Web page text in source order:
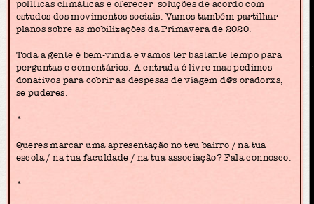
políticas climáticas e oferecer soluções de acordo com
estudos dos movimentos sociais. Vamos também partilhar
planos sobre as mobilizações da Primavera de 2020.
Toda a gente é bem-vinda e vamos ter bastante tempo para
perguntas e comentários. A entrada é livre mas pedimos
donativos para cobrir as despesas de viagem d@s oradorxs,
se puderes.
*
Queres marcar uma apresentação no teu bairro / na tua
escola / na tua faculdade / na tua associação? Fala connosco.
*